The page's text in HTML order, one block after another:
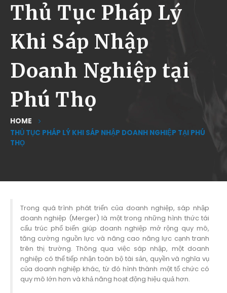
Thủ Tục Pháp Lý
Khi Sáp Nhập
Doanh Nghiệp tại
Phú Thọ
HOME
THỦ TỤC PHÁP LÝ KHI SÁP NHẬP DOANH NGHIỆP TẠI PHÚ
THỌ
Trong quá trình phát triển của doanh nghiệp, sáp nhập
doanh nghiệp (Merger) là một trong những hình thức tái
cấu trúc phổ biến giúp doanh nghiệp mở rộng quy mô,
tăng cường nguồn lực và nâng cao năng lực cạnh tranh
trên thị trường. Thông qua việc sáp nhập, một doanh
nghiệp có thể tiếp nhận toàn bộ tài sản, quyền và nghĩa vụ
của doanh nghiệp khác, từ đó hình thành một tổ chức có
quy mô lớn hơn và khả năng hoạt động hiệu quả hơn.